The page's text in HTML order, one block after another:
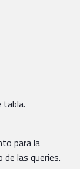
tabla.
para la
las queries.